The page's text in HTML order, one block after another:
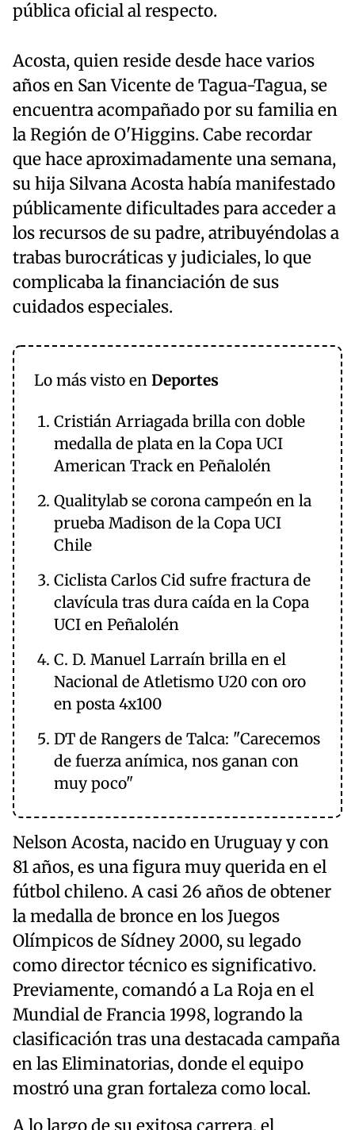
pública oficial al respecto.
Acosta, quien reside desde hace varios
años en San Vicente de Tagua-Tagua, se
encuentra acompañado por su familia en
la Región de O'Higgins. Cabe recordar
que hace aproximadamente una semana,
su hija Silvana Acosta había manifestado
públicamente dificultades para acceder a
los recursos de su padre, atribuyéndolas a
trabas burocráticas y judiciales, lo que
complicaba la financiación de sus
cuidados especiales.
Lo más visto en Deportes
Cristián Arriagada brilla con doble
medalla de plata en la Copa UCI
American Track en Peñalolén
Qualitylab se corona campeón en la
prueba Madison de la Copa UCI
Chile
Ciclista Carlos Cid sufre fractura de
clavícula tras dura caída en la Copa
UCI en Peñalolén
C. D. Manuel Larraín brilla en el
Nacional de Atletismo U20 con oro
en posta 4x100
DT de Rangers de Talca: "Carecemos
de fuerza anímica, nos ganan con
muy poco"
Nelson Acosta, nacido en Uruguay y con
81 años, es una figura muy querida en el
fútbol chileno. A casi 26 años de obtener
la medalla de bronce en los Juegos
Olímpicos de Sídney 2000, su legado
como director técnico es significativo.
Previamente, comandó a La Roja en el
Mundial de Francia 1998, logrando la
clasificación tras una destacada campaña
en las Eliminatorias, donde el equipo
mostró una gran fortaleza como local.
A lo largo de su exitosa carrera, el